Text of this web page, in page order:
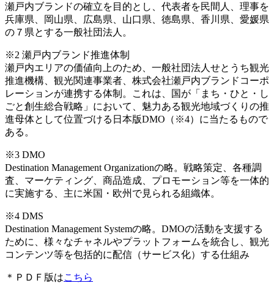
瀬戸内ブランドの確立を目的とし、代表者を民間人、理事を
兵庫県、岡山県、広島県、山口県、徳島県、香川県、愛媛県
の７県とする一般社団法人。
※2 瀬戸内ブランド推進体制
瀬戸内エリアの価値向上のため、一般社団法人せとうち観光
推進機構、観光関連事業者、株式会社瀬戸内ブランドコーポ
レーションが連携する体制。これは、国が「まち・ひと・し
ごと創生総合戦略」において、魅力ある観光地域づくりの推
進母体として位置づける日本版DMO（※4）に当たるもので
ある。
※3 DMO
Destination Management Organizationの略。戦略策定、各種調
査、マーケティング、商品造成、プロモーション等を一体的
に実施する、主に米国・欧州で見られる組織体。
※4 DMS
Destination Management Systemの略。DMOの活動を支援する
ために、様々なチャネルやプラットフォームを統合し、観光
コンテンツ等を包括的に配信（サービス化）する仕組み
＊ＰＤＦ版はこちら